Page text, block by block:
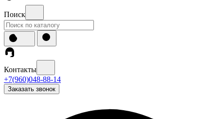
Поиск
Контакты
+7(960)048-88-14
Заказать звонок